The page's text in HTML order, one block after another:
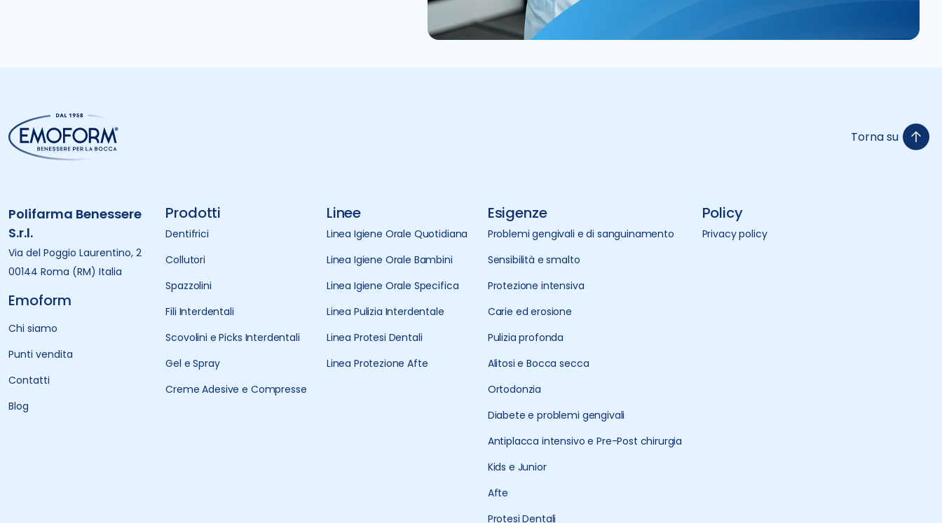
Torna su
Polifarma Benessere
S.r.l.
Via del Poggio Laurentino, 2
00144 Roma (RM) Italia
Emoform
Chi siamo
Punti vendita
Contatti
Blog
Prodotti
Dentifrici
Collutori
Spazzolini
Fili Interdentali
Scovolini e Picks Interdentali
Gel e Spray
Creme Adesive e Compresse
Linee
Linea Igiene Orale Quotidiana
Linea Igiene Orale Bambini
Linea Igiene Orale Specifica
Linea Pulizia Interdentale
Linea Protesi Dentali
Linea Protezione Afte
Esigenze
Problemi gengivali e di sanguinamento
Sensibilità e smalto
Protezione intensiva
Carie ed erosione
Pulizia profonda
Alitosi e Bocca secca
Ortodonzia
Diabete e problemi gengivali
Antiplacca intensivo e Pre-Post chirurgia
Kids e Junior
Afte
Protesi Dentali
Policy
Privacy policy